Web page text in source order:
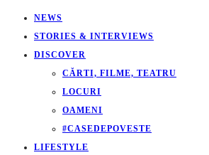
NEWS
STORIES & INTERVIEWS
DISCOVER
CĂRTI, FILME, TEATRU
LOCURI
OAMENI
#CASEDEPOVESTE
LIFESTYLE